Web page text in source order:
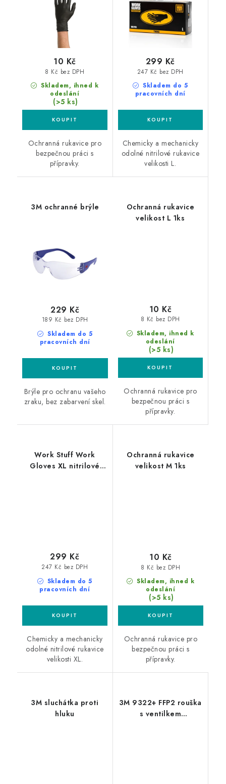
Skladem, ihned k
odeslání
(>5 ks)
8 Kč bez DPH
10 Kč
Ochranná rukavice pro
bezpečnou práci s
přípravky.
Skladem do 5
pracovních dní
247 Kč bez DPH
299 Kč
Chemicky a mechanicky
odolné nitrilové rukavice
velikosti L.
3M ochranné brýle
Skladem do 5
pracovních dní
189 Kč bez DPH
229 Kč
Brýle pro ochranu vašeho
zraku, bez zabarvení skel.
Ochranná rukavice
velikost L 1ks
Skladem, ihned k
odeslání
(>5 ks)
8 Kč bez DPH
10 Kč
Ochranná rukavice pro
bezpečnou práci s
přípravky.
Work Stuff Work
Gloves XL nitrilové
Skladem do 5
pracovních dní
247 Kč bez DPH
299 Kč
Chemicky a mechanicky
odolné nitrilové rukavice
velikosti XL.
Ochranná rukavice
velikost M 1ks
Skladem, ihned k
odeslání
(>5 ks)
8 Kč bez DPH
10 Kč
Ochranná rukavice pro
bezpečnou práci s
přípravky.
3M sluchátka proti
hluku
3M 9322+ FFP2 rouška
s ventilkem